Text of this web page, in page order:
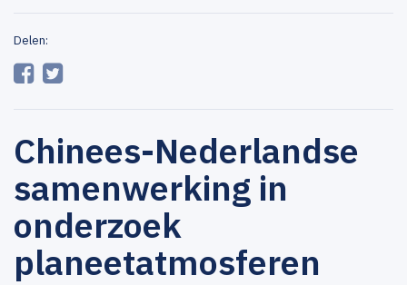
Delen:
Chinees-Nederlandse
samenwerking in
onderzoek
planeetatmosferen